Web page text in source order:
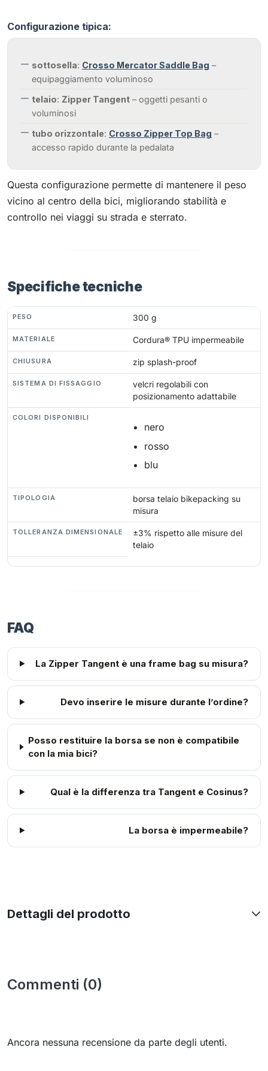
Configurazione tipica:
sottosella: Crosso Mercator Saddle Bag –
equipaggiamento voluminoso
telaio: Zipper Tangent – oggetti pesanti o
voluminosi
tubo orizzontale: Crosso Zipper Top Bag –
accesso rapido durante la pedalata
Questa configurazione permette di mantenere il peso
vicino al centro della bici, migliorando stabilità e
controllo nei viaggi su strada e sterrato.
Specifiche tecniche
PESO 300 g
MATERIALE Cordura® TPU impermeabile
CHIUSURA zip splash-proof
SISTEMA DI FISSAGGIO
velcri regolabili con
posizionamento adattabile
COLORI DISPONIBILI
nero
rosso
blu
TIPOLOGIA
borsa telaio bikepacking su
misura
TOLLERANZA DIMENSIONALE
±3% rispetto alle misure del
telaio
FAQ
La Zipper Tangent è una frame bag su misura?
Devo inserire le misure durante l’ordine?
Posso restituire la borsa se non è compatibile
con la mia bici?
Qual è la differenza tra Tangent e Cosinus?
La borsa è impermeabile?
Dettagli del prodotto
Commenti (0)
Ancora nessuna recensione da parte degli utenti.